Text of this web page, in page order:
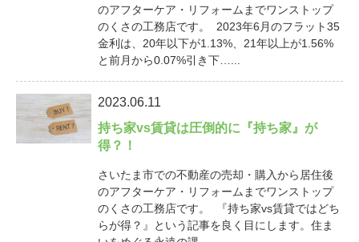
のアフターケア・リフォームまでワンストップ
のくさの工務店です。 2023年6月のフラット35
金利は、20年以下が1.13%、21年以上が1.56%
と前月から0.07%引き下…...
2023.06.11
持ち家vs賃貸は圧倒的に『持ち家』が
得？！
さいたま市での不動産の売却・購入から居住後
のアフターケア・リフォームまでワンストップ
のくさの工務店です。 『持ち家vs賃貸ではどち
らが得？』という記事を良く目にします。住ま